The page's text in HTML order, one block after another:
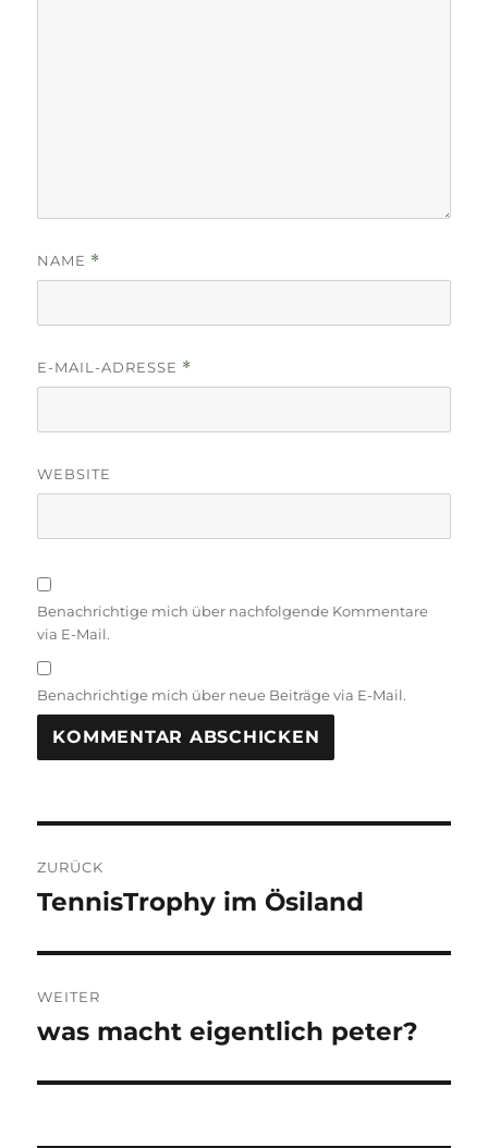
NAME *
E-MAIL-ADRESSE *
WEBSITE
Benachrichtige mich über nachfolgende Kommentare
via E-Mail.
Benachrichtige mich über neue Beiträge via E-Mail.
ZURÜCK
Vorheriger
TennisTrophy im Ösiland
WEITER
Nächster
was macht eigentlich peter?